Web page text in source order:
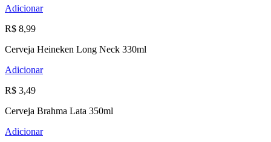
Adicionar
R$ 8,99
Cerveja Heineken Long Neck 330ml
Adicionar
R$ 3,49
Cerveja Brahma Lata 350ml
Adicionar